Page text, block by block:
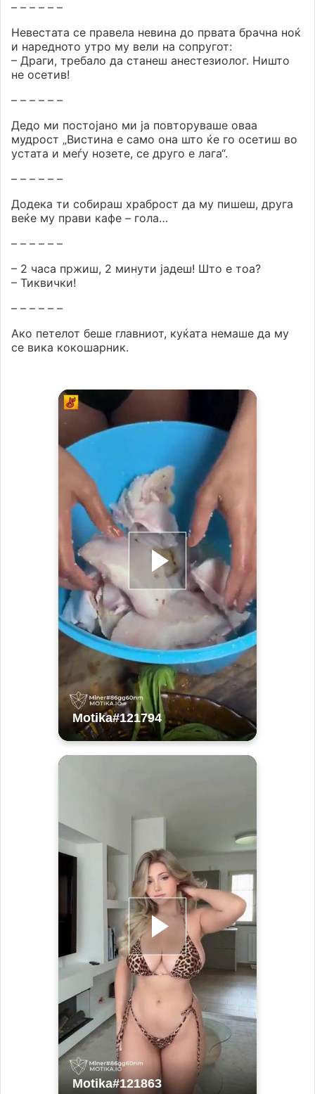
– – – – – –
Невестата се правела невина до првата брачна ноќ
и наредното утро му вели на сопругот:
– Драги, требало да станеш анестезиолог. Ништо
не осетив!
– – – – – –
Дедо ми постојано ми ја повторуваше оваа
мудрост „Вистина е само она што ќе го осетиш во
устата и меѓу нозете, се друго е лага“.
– – – – – –
Додека ти собираш храброст да му пишеш, друга
веќе му прави кафе – гола…
– – – – – –
– 2 часа пржиш, 2 минути јадеш! Што е тоа?
– Тиквички!
– – – – – –
Ако петелот беше главниот, куќата немаше да му
се вика кокошарник.